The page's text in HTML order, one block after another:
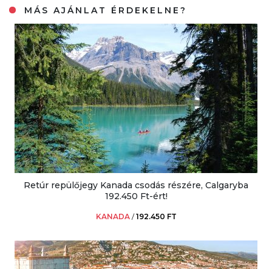
MÁS AJÁNLAT ÉRDEKELNE?
Retúr repülőjegy Kanada csodás részére, Calgaryba
192.450 Ft-ért!
KANADA /192.450 FT